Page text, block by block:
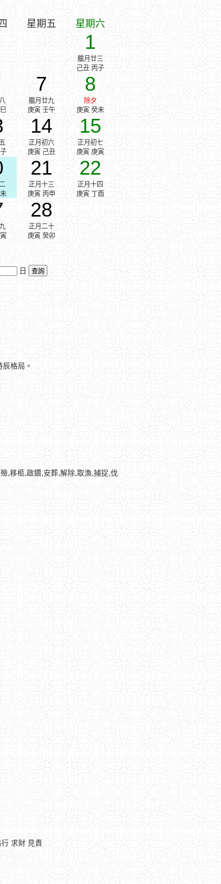
星期五 星期六
1
臘月廿三
己丑 丙子
7
臘月廿九
庚寅 壬午
8
除夕
庚寅 癸未
14
正月初六
庚寅 己丑
15
正月初七
庚寅 庚寅
21
正月十三
庚寅 丙申
22
正月十四
庚寅 丁酉
28
正月二十
庚寅 癸卯
日
格局。
,移柩,啟鑽,安葬,解除,取漁,捕捉,伐
求財 見貴